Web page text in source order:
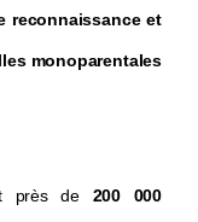
reconnaissance et
monoparentales
près de 200 000